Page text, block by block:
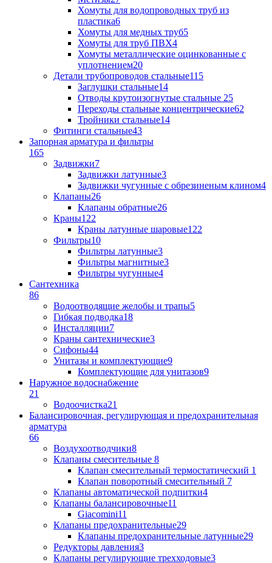
Хомуты для водопроводных труб из
пластика6
Хомуты для медных труб5
Хомуты для труб ПВХ4
Хомуты металлические оцинкованные с
уплотнением20
Детали трубопроводов стальные115
Заглушки стальные14
Отводы крутоизогнутые стальные 25
Переходы стальные концентрические62
Тройники стальные14
Фитинги стальные43
Запорная арматура и фильтры
165
Задвижки7
Задвижки латунные3
Задвижки чугунные с обрезиненым клином4
Клапаны26
Клапаны обратные26
Краны122
Краны латунные шаровые122
Фильтры10
Фильтры латунные3
Фильтры магнитные3
Фильтры чугунные4
Сантехника
86
Водоотводящие желобы и трапы5
Гибкая подводка18
Инсталляции7
Краны сантехнические3
Сифоны44
Унитазы и комплектующие9
Комплектующие для унитазов9
Наружное водоснабжение
21
Водоочистка21
Балансировочная, регулирующая и предохранительная
арматура
66
Воздухоотводчики8
Клапаны cмесительные 8
Клапан cмесительный термостатический 1
Клапан поворотный cмесительный 7
Клапаны автоматической подпитки4
Клапаны балансировочные11
Giacomini11
Клапаны предохранительные29
Клапаны предохранительные латунные29
Редукторы давления3
Клапаны регулирующие трехходовые3